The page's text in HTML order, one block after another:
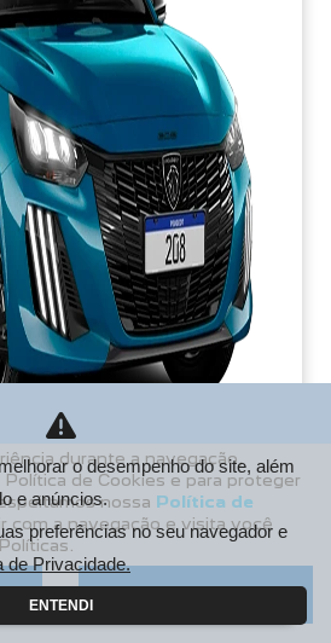
durante a navegação,
de Cookies e para proteger
nossa Política de
com a navegação e visita você
Recusar
o desempenho do site, além
e anúncios.
preferências no seu navegador e
de Privacidade.
ENTENDI